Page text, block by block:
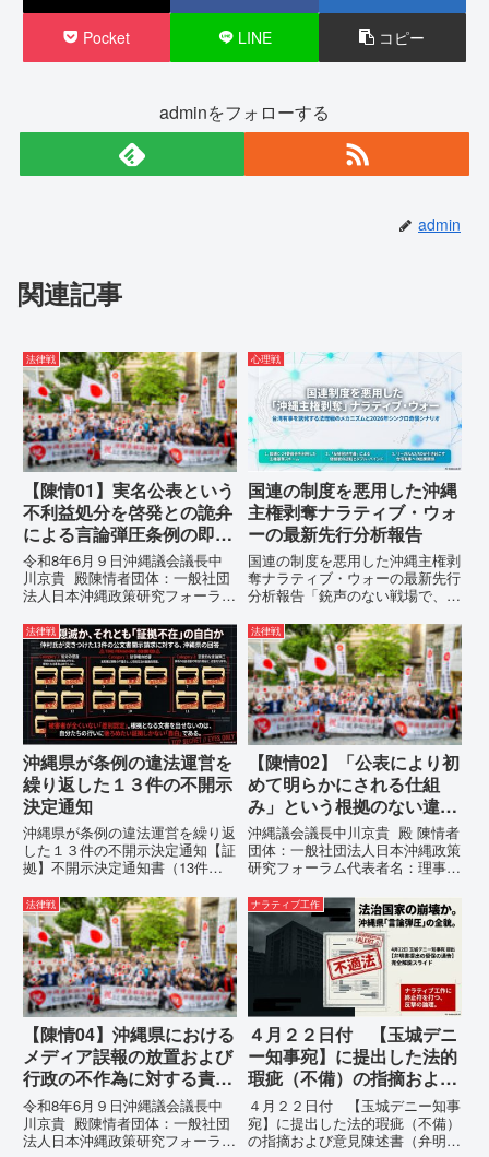
Pocket LINE コピー
adminをフォローする
admin
関連記事
法律戦
【陳情01】実名公表という
不利益処分を啓発との詭弁
による言論弾圧条例の即時
運用停止を求める陳情
令和8年6月９日沖縄議会議長中
川京貴 殿陳情者団体：一般社団
法人日本沖縄政策研究フォーラム
所：沖縄県那覇市電 話：
080- 実名公表という不利益処分
を啓発との詭弁による言論弾圧条
例の即時運用停止を求める陳情
1...
心理戦
国連の制度を悪用した沖縄
主権剥奪ナラティブ・ウォ
ーの最新先行分析報告
国連の制度を悪用した沖縄主権剥
奪ナラティブ・ウォーの最新先行
分析報告「銃声のない戦場で、日
いる。」現代の戦争は、ミサイル
が飛来する以前に始まっていま
す。国連という国際的な舞台で、
巧妙な「言説（ナラティブ）」が
張...
法律戦
沖縄県が条例の違法運営を
繰り返した１３件の不開示
決定通知
沖縄県が条例の違法運営を繰り返
した１３件の不開示決定通知【証
拠】不開示決定通知書（13件）
が請求した「差別認定の根拠」に
対し、県は全て非開示・存否応答
拒否を突きつけました。これは、
彼らが行政手続きの正当性を失
っ...
法律戦
【陳情02】「公表により初
めて明らかにされる仕組
み」という根拠のない違法
運用の指摘と条例運用の停
止を求める陳情書
沖縄議会議長中川京貴 殿 陳情者
団体：一般社団法人日本沖縄政策
研究フォーラム代表者名：理事
市電 話：080- 「公表により初
めて明らかにされる仕組み」とい
う根拠のない違法運用の指摘と条
例運用の停止を求める陳情...
法律戦
【陳情04】沖縄県における
メディア誤報の放置および
行政の不作為に対する責任
追及と再発防止策を求める
陳情
令和8年6月９日沖縄議会議長中
川京貴 殿陳情者団体：一般社団
法人日本沖縄政策研究フォーラム
ナラティブ工作
４月２２日付 【玉城デニ
ー知事宛】に提出した法的
瑕疵（不備）の指摘および
意見陳述書（弁明書）提出
の留保の通告
４月２２日付 【玉城デニー知事
宛】に提出した法的瑕疵（不備）
の指摘および意見陳述書（弁明